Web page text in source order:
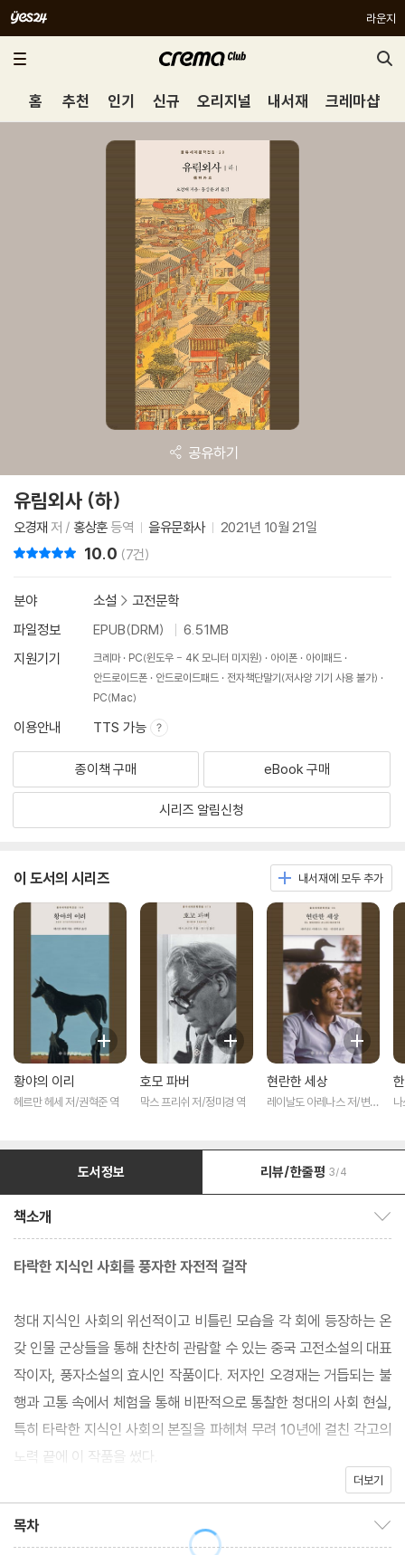
라운지
홈 추천 인기 신규 오리지널 내서재 크레마샵
공유하기
유림외사 (하)
오경재 저 / 홍상훈등역 을유문화사 2021년 10월 21일
10.0 (7건)
분야 소설 > 고전문학
파일정보
EPUB(DRM)
6.51MB
지원기기
크레마 PC(윈도우 - 4K 모니터 미지원) 아이폰
아이패드
안드로이드폰
안드로이드패드
전자책단말기(저사양 기기 사용 불가)
PC(Mac)
이용안내 TTS 가능
종이책 구매 eBook 구매
시리즈 알림신청
이 도서의 시리즈 내서재에 모두 추가
황야의 이리
헤르만 헤세 저/권혁준 역
호모 파버
막스 프리쉬 저/정미경 역
현란한 세상
레이날도 아레나스 저/변선
도서정보 리뷰/한줄평 3/4
책소개
타락한 지식인 사회를 풍자한 자전적 걸작
청대 지식인 사회의 위선적이고 비틀린 모습을 각 회에 등장하는 온
갖 인물 군상들을 통해 찬찬히 관람할 수 있는 중국 고전소설의 대표
작이자, 풍자소설의 효시인 작품이다. 저자인 오경재는 거듭되는 불
행과 고통 속에서 체험을 통해 비판적으로 통찰한 청대의 사회 현실,
특히 타락한 지식인 사회의 본질을 파헤쳐 무려 10년에 걸친 각고의
노력 끝에 이 작품을 썼다.
을 신념으로 추구하며 변질된 '전통'이 만들어낸 잉여인간'인 청대
더보기
목차